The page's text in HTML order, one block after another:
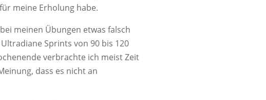
meine Erholung habe.
meinen Übungen etwas falsch
Sprints von 90 bis 120
verbrachte ich meist Zeit
dass es nicht an